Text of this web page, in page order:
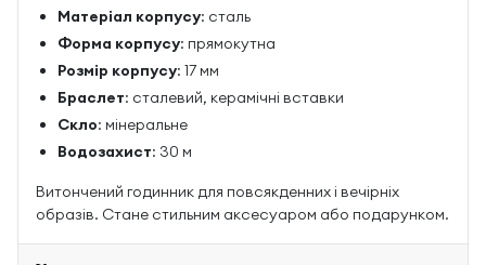
Матеріал корпусу: сталь
Форма корпусу: прямокутна
Розмір корпусу: 17 мм
Браслет: сталевий, керамічні вставки
Скло: мінеральне
Водозахист: 30 м
Витончений годинник для повсякденних і вечірніх
образів. Стане стильним аксесуаром або подарунком.